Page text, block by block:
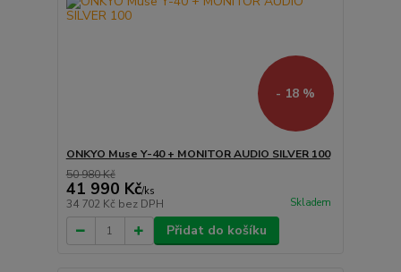
- 18 %
ONKYO Muse Y-40 + MONITOR AUDIO SILVER 100
50 980 Kč
41 990 Kč/ks
34 702 Kč bez DPH Skladem
Přidat do košíku